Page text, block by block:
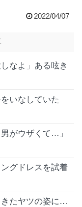
2022/04/07
なよ」ある呟き
いなしていた
がウザくて…」
グドレスを試着
たヤツの姿に…